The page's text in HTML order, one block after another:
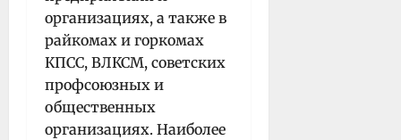
организациях, а также в
райкомах и горкомах
КПСС, ВЛКСМ, советских
профсоюзных и
общественных
организациях. Наиболее